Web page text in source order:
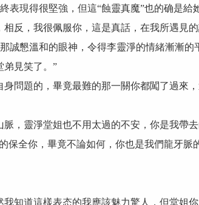
現得很堅強，但這“蝕靈真魔”也的确是給
，我很佩服你，這是真話，在我所遇見
懇溫和的眼神，令得李靈淨的情緒漸漸的
見笑了。”
題的，畢竟最難的那一關你都闖了過來，
靈淨堂姐也不用太過的不安，你是我帶
保全你，畢竟不論如何，你也是我們龍牙
道這樣表态的我應該魅力驚人，但堂姐